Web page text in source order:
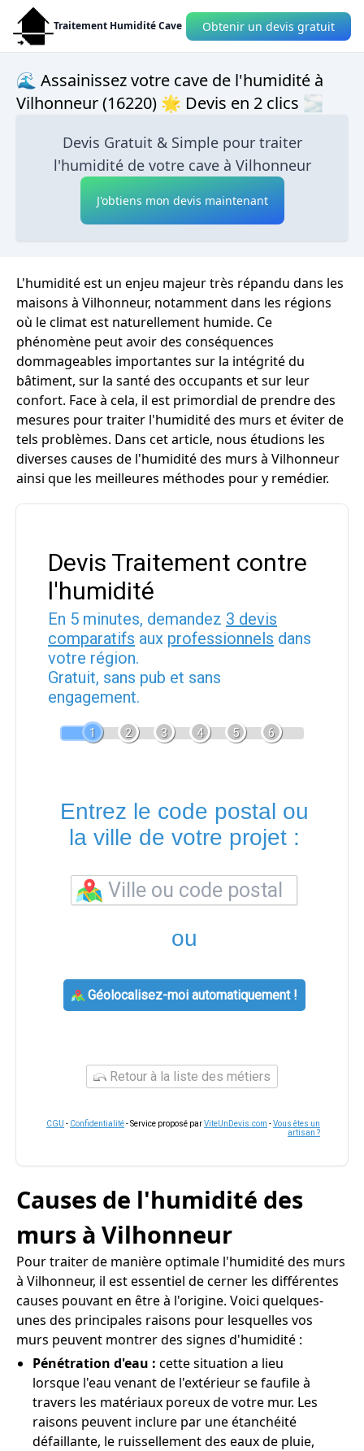
Traitement Humidité Cave Obtenir un devis gratuit
🌊 Assainissez votre cave de l'humidité à
Vilhonneur (16220) 🌟 Devis en 2 clics 🌫
Devis Gratuit & Simple pour traiter
l'humidité de votre cave à Vilhonneur
J'obtiens mon devis maintenant
L'humidité est un enjeu majeur très répandu dans les
maisons à Vilhonneur, notamment dans les régions
où le climat est naturellement humide. Ce
phénomène peut avoir des conséquences
dommageables importantes sur la intégrité du
bâtiment, sur la santé des occupants et sur leur
confort. Face à cela, il est primordial de prendre des
mesures pour traiter l'humidité des murs et éviter de
tels problèmes. Dans cet article, nous étudions les
diverses causes de l'humidité des murs à Vilhonneur
ainsi que les meilleures méthodes pour y remédier.
Devis Traitement contre
l'humidité
En 5 minutes, demandez 3 devis
comparatifs aux professionnels dans
votre région.
Gratuit, sans pub et sans
engagement.
1 2 3 4 5 6
Entrez le code postal ou
la ville de votre projet :
ou
Géolocalisez-moi automatiquement !
Retour à la liste des métiers
CGU - Confidentialité- Service proposé parViteUnDevis.com -Vous êtes un
artisan ?
Causes de l'humidité des
murs à Vilhonneur
Pour traiter de manière optimale l'humidité des murs
à Vilhonneur, il est essentiel de cerner les différentes
causes pouvant en être à l'origine. Voici quelques-
unes des principales raisons pour lesquelles vos
murs peuvent montrer des signes d'humidité :
Pénétration d'eau : cette situation a lieu
lorsque l'eau venant de l'extérieur se faufile à
travers les matériaux poreux de votre mur. Les
raisons peuvent inclure par une étanchéité
défaillante, le ruissellement des eaux de pluie,